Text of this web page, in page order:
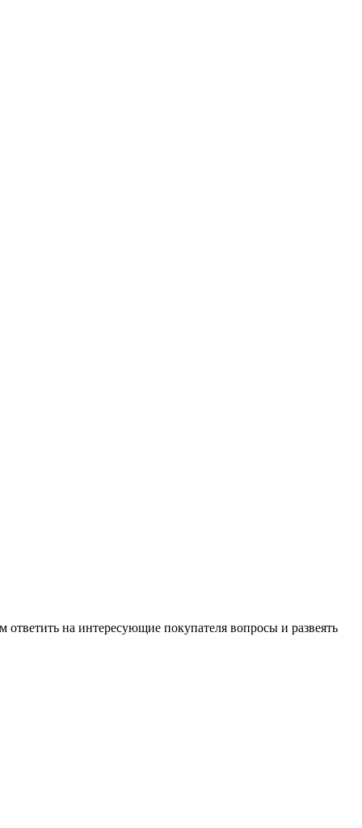
на интересующие покупателя вопросы и развеять